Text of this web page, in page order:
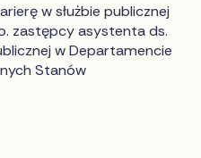
w służbie publicznej
zastępcy asystenta ds.
w Departamencie
Stanów